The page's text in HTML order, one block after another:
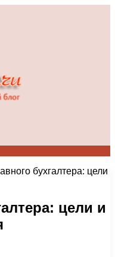
бухгалтера: цели
цели и